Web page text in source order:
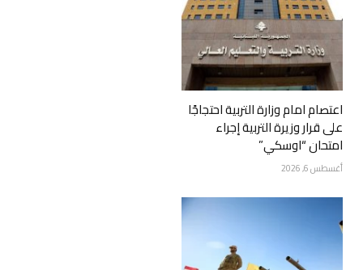
اعتصام امام وزارة التربية احتجاجًا
على قرار وزيرة التربية إجراء
امتحان “اوسكي”
أغسطس 6, 2026